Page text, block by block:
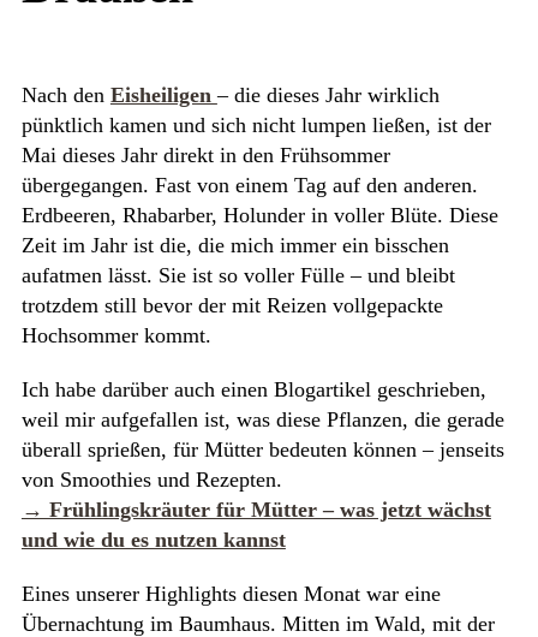
Nach den Eisheiligen– die dieses Jahr wirklich
pünktlich kamen und sich nicht lumpen ließen, ist der
Mai dieses Jahr direkt in den Frühsommer
übergegangen. Fast von einem Tag auf den anderen.
Erdbeeren, Rhabarber, Holunder in voller Blüte. Diese
Zeit im Jahr ist die, die mich immer ein bisschen
aufatmen lässt. Sie ist so voller Fülle – und bleibt
trotzdem still bevor der mit Reizen vollgepackte
Hochsommer kommt.
Ich habe darüber auch einen Blogartikel geschrieben,
weil mir aufgefallen ist, was diese Pflanzen, die gerade
überall sprießen, für Mütter bedeuten können – jenseits
von Smoothies und Rezepten.
→ Frühlingskräuter für Mütter – was jetzt wächst
und wie du es nutzen kannst
Eines unserer Highlights diesen Monat war eine
Übernachtung im Baumhaus. Mitten im Wald, mit der